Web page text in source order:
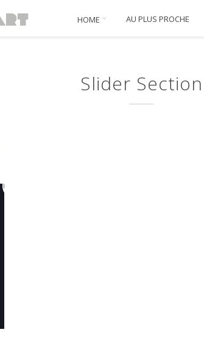
HOME AU PLUS PROCHE
Slider Section
Corporate